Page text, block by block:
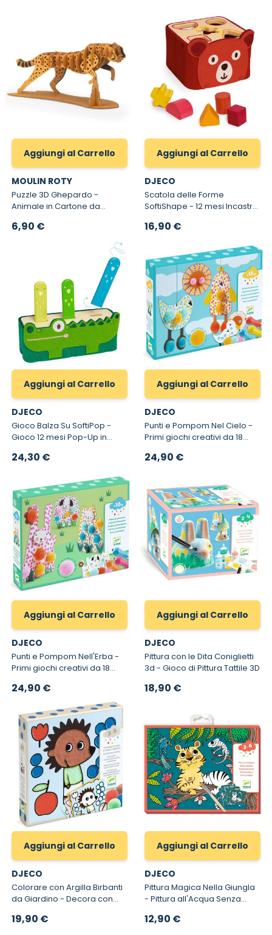
Aggiungi al Carrello
MOULIN ROTY
Puzzle 3D Ghepardo -
Animale in Cartone da
6,90 €
Aggiungi al Carrello
DJECO
Scatola delle Forme
SoftiShape - 12 mesi Incastro
16,90 €
Aggiungi al Carrello
DJECO
Gioco Balza Su SoftiPop -
Gioco 12 mesi Pop-Up in
24,30 €
Aggiungi al Carrello
DJECO
Punti e Pompom Nel Cielo -
Primi giochi creativi da 18
24,90 €
Aggiungi al Carrello
DJECO
Punti e Pompom Nell'Erba -
Primi giochi creativi da 18
24,90 €
Aggiungi al Carrello
DJECO
Pittura con le Dita Coniglietti
3d - Gioco di Pittura Tattile 3D
18,90 €
Aggiungi al Carrello
DJECO
Colorare con Argilla Birbanti
da Giardino - Decora con
Rapida
19,90 €
Aggiungi al Carrello
DJECO
Pittura Magica Nella Giungla
- Pittura all'Acqua Senza
12,90 €